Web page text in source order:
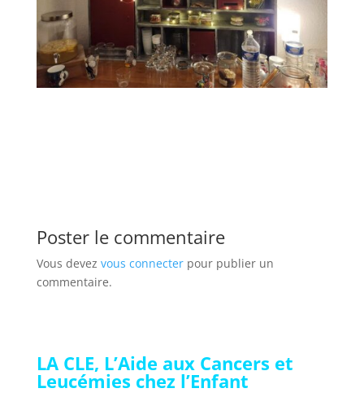
Poster le commentaire
Vous devez vous connecterpour publier un
commentaire.
LA CLE, L’Aide aux Cancers et
Leucémies chez l’Enfant